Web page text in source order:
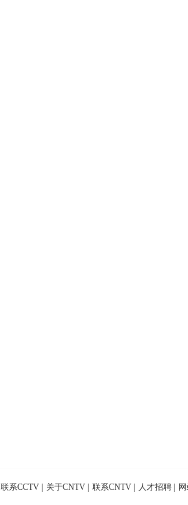
联系CCTV 关于CNTV 联系CNTV 人才招聘